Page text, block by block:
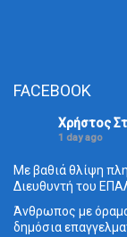
FACEBOOK
Χρήστος
1 day ago
Με βαθιά θλίψη
Διευθυντή του
Άνθρωπος με
δημόσια